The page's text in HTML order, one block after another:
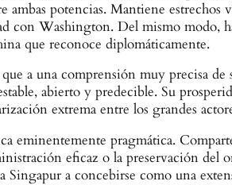
potencias. Mantiene
con Washington. Del mismo modo,
que reconoce diplomáticamente.
a una comprensión muy precisa
abierto y predecible. Su
extrema entre los grandes
eminentemente pragmática.
eficaz o la preservación del
Singapur a concebirse como una